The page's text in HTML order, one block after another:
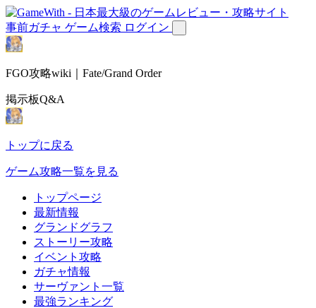
事前ガチャ ゲーム検索 ログイン
FGO攻略wiki｜Fate/Grand Order
掲示板Q&A
トップに戻る
ゲーム攻略一覧を見る
トップページ
最新情報
グランドグラフ
ストーリー攻略
イベント攻略
ガチャ情報
サーヴァント一覧
最強ランキング